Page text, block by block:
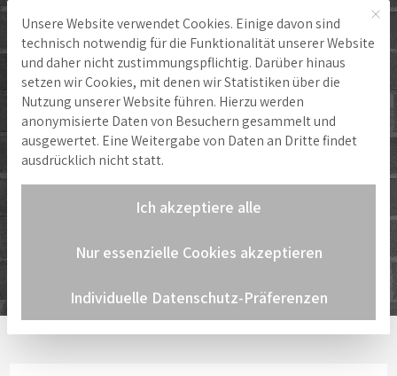
Auf einen Blick
Mit
Hinweis zu Cookies
Unsere Website verwendet Cookies. Einige davon sind
technisch notwendig für die Funktionalität unserer Website
und daher nicht zustimmungspflichtig. Darüber hinaus
setzen wir Cookies, mit denen wir Statistiken über die
Nutzung unserer Website führen. Hierzu werden
anonymisierte Daten von Besuchern gesammelt und
ausgewertet. Eine Weitergabe von Daten an Dritte findet
ausdrücklich nicht statt.
Ich akzeptiere alle
Nur essenzielle Cookies akzeptieren
Individuelle Datenschutz-Präferenzen